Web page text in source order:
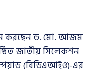
করছেন ড. মো. আজম
জাতীয় সিলেকশন
(বিডিএআইও)-এর